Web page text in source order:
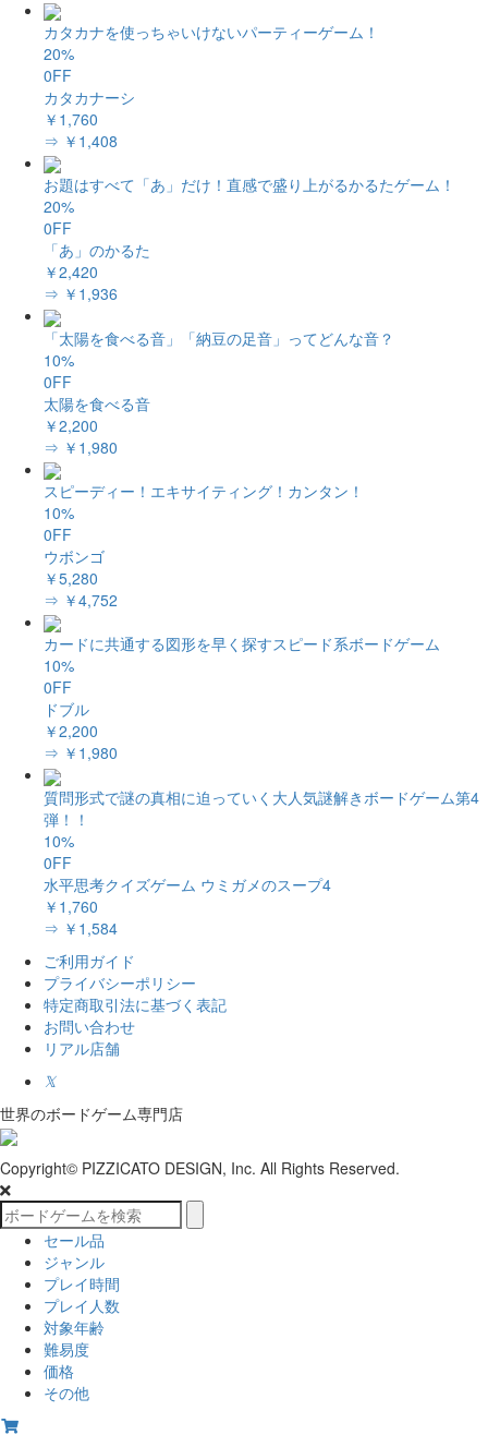
カタカナを使っちゃいけないパーティーゲーム！
20%
0FF
カタカナーシ
￥1,760
⇒ ￥1,408
お題はすべて「あ」だけ！直感で盛り上がるかるたゲーム！
20%
0FF
「あ」のかるた
￥2,420
⇒ ￥1,936
「太陽を食べる音」「納豆の足音」ってどんな音？
10%
0FF
太陽を食べる音
￥2,200
⇒ ￥1,980
スピーディー！エキサイティング！カンタン！
10%
0FF
ウボンゴ
￥5,280
⇒ ￥4,752
カードに共通する図形を早く探すスピード系ボードゲーム
10%
0FF
ドブル
￥2,200
⇒ ￥1,980
質問形式で謎の真相に迫っていく大人気謎解きボードゲーム第4
弾！！
10%
0FF
水平思考クイズゲーム ウミガメのスープ4
￥1,760
⇒ ￥1,584
ご利用ガイド
プライバシーポリシー
特定商取引法に基づく表記
お問い合わせ
リアル店舗
𝕏
世界のボードゲーム専門店
Copyright© PIZZICATO DESIGN, Inc. All Rights Reserved.
セール品
ジャンル
プレイ時間
プレイ人数
対象年齢
難易度
価格
その他